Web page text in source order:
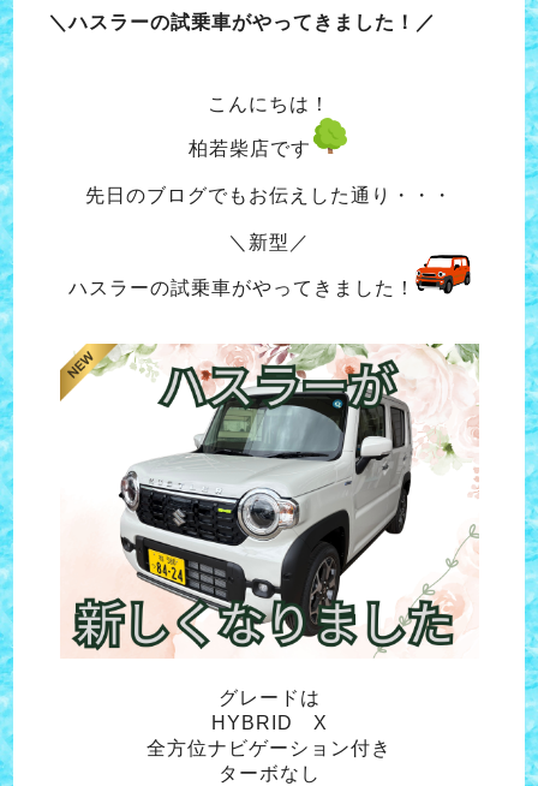
＼ハスラーの試乗車がやってきました！／
こんにちは！
柏若柴店です
先日のブログでもお伝えした通り・・・
＼新型／
ハスラーの試乗車がやってきました！
グレードは
HYBRID X
全方位ナビゲーション付き
ターボなし